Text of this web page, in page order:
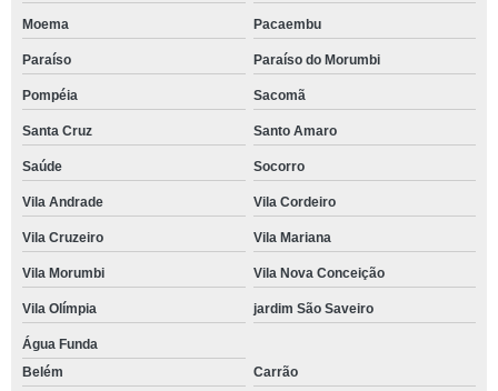
Moema Pacaembu
Paraíso Paraíso do Morumbi
Pompéia Sacomã
Santa Cruz Santo Amaro
Saúde Socorro
Vila Andrade Vila Cordeiro
Vila Cruzeiro Vila Mariana
Vila Morumbi Vila Nova Conceição
Vila Olímpia jardim São Saveiro
Água Funda
Belém
Carrão